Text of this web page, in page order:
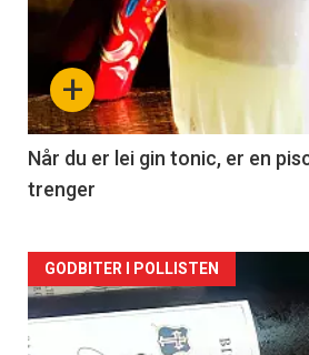
akkurat
nå
-
2
+
Når du er lei gin tonic, er en
trenger
Forsiden
akkurat
GODBITER I POLLISTEN